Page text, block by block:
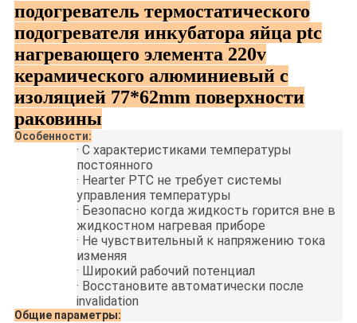
подогреватель термостатического
подогревателя инкубатора яйца ptc
нагревающего элемента 220v
керамического алюминиевый с
изоляцией 77*62mm поверхности
раковины
Особенности:
· С характеристиками температуры
постоянного
· Hearter PTC не требует системы
управления температуры
· Безопасно когда жидкость горится вне в
жидкостном нагревая приборе
· Не чувствительный к напряжению тока
изменяя
· Широкий рабочий потенциал
· Восстановите автоматически после
invalidation
Общие параметры: